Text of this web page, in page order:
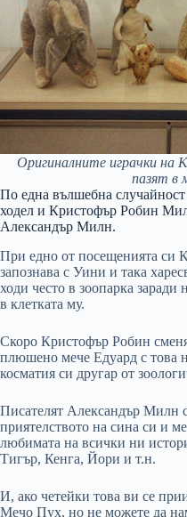
Оригиналните играчки на
пазят в
По една вълшебна случайност
ходел и Кристофър Робин
Александър Милн.
При едно от посещенията си
запознава с Уини и така
ходи често в зоопарка
в клетката му.
Скоро Кристофър Робин
плюшено мече Едуард с това
косматия си другар от
Писателят Александър Милн
приятелството на сина си и
любимата на всички ни
Тигър, Кенга, Йори и т.н.
И, ако четейки това ви се
Мечо Пух, но не можете да